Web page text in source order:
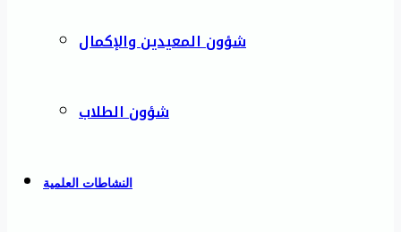
شؤون المعيدين والإكمال
شؤون الطلاب
النشاطات العلمية